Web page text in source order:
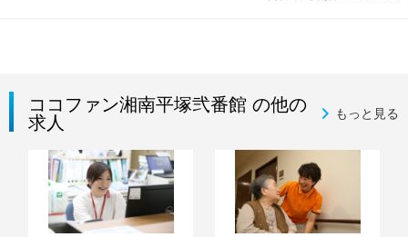
ココファン湘南平塚弐番館 の他の
求人
もっと見る